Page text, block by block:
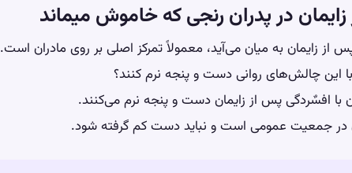
در پدران رنجی که خاموش میماند
از زایمانبه میان می‌آید، معمولاً تمرکز اصلی بر روی مادران است.
با این چالش‌های روانی دست و پنجه نرم کنند؟
در جمعیت عمومی است و نباید دست کم گرفته شود.